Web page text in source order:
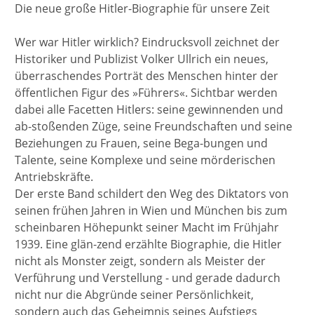
Die neue große Hitler-Biographie für unsere Zeit
Wer war Hitler wirklich? Eindrucksvoll zeichnet der
Historiker und Publizist Volker Ullrich ein neues,
überraschendes Porträt des Menschen hinter der
öffentlichen Figur des »Führers«. Sichtbar werden
dabei alle Facetten Hitlers: seine gewinnenden und
ab-stoßenden Züge, seine Freundschaften und seine
Beziehungen zu Frauen, seine Bega-bungen und
Talente, seine Komplexe und seine mörderischen
Antriebskräfte.
Der erste Band schildert den Weg des Diktators von
seinen frühen Jahren in Wien und München bis zum
scheinbaren Höhepunkt seiner Macht im Frühjahr
1939. Eine glän-zend erzählte Biographie, die Hitler
nicht als Monster zeigt, sondern als Meister der
Verführung und Verstellung - und gerade dadurch
nicht nur die Abgründe seiner Persönlichkeit,
sondern auch das Geheimnis seines Aufstiegs